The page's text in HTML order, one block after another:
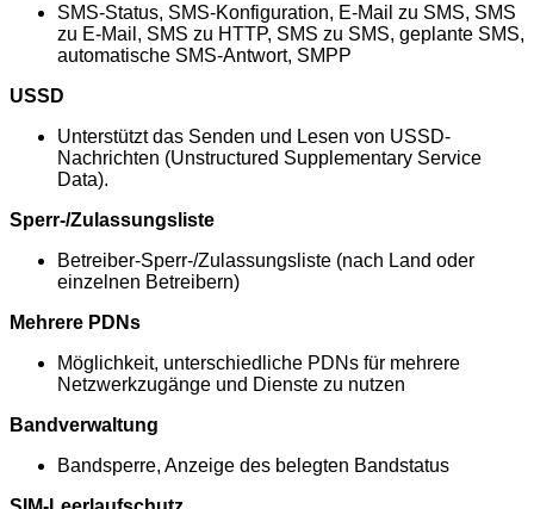
SMS-Status, SMS-Konfiguration, E-Mail zu SMS, SMS
zu E-Mail, SMS zu HTTP, SMS zu SMS, geplante SMS,
automatische SMS-Antwort, SMPP
USSD
Unterstützt das Senden und Lesen von USSD-
Nachrichten (Unstructured Supplementary Service
Data).
Sperr-/Zulassungsliste
Betreiber-Sperr-/Zulassungsliste (nach Land oder
einzelnen Betreibern)
Mehrere PDNs
Möglichkeit, unterschiedliche PDNs für mehrere
Netzwerkzugänge und Dienste zu nutzen
Bandverwaltung
Bandsperre, Anzeige des belegten Bandstatus